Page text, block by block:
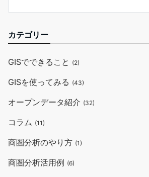
カテゴリー
GISでできること (2)
GISを使ってみる (43)
オープンデータ紹介 (32)
コラム (11)
商圏分析のやり方 (1)
商圏分析活用例 (6)